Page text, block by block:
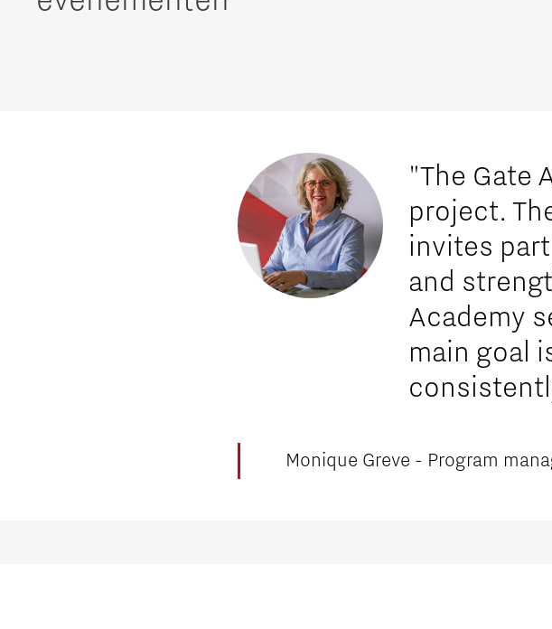
"The Gate
project.
invites
and
Academy
main goal
Monique Greve - Program